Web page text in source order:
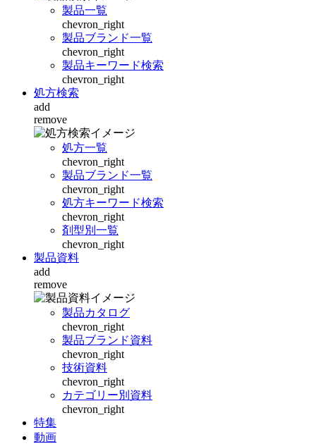
製品一覧
chevron_right
製品ブランド一覧
chevron_right
製品キーワード検索
chevron_right
処方検索
add
remove
処方一覧
chevron_right
製品ブランド一覧
chevron_right
処方キーワード検索
chevron_right
剤型別一覧
chevron_right
製品資料
add
remove
製品カタログ
chevron_right
製品ブランド資料
chevron_right
技術資料
chevron_right
カテゴリー別資料
chevron_right
特集
動画